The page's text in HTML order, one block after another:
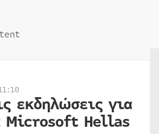
εκδηλώσεις για
Microsoft Hellas